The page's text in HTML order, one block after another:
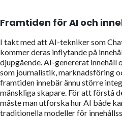
Framtiden för AI och
I takt med att AI-tekniker som
kommer deras inflytande på
djupgående. AI-genererat innehåll
som journalistik, marknadsföring
framtiden innebär ännu större
mänskliga skapare. För att förstå
måste man utforska hur AI både
traditionella modeller för